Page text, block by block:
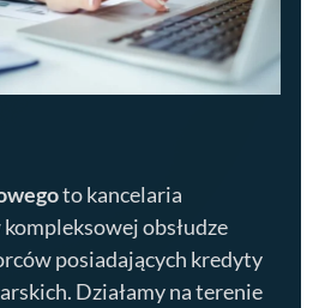
to kancelaria
obsłudze
posiadających kredyty
Działamy na terenie